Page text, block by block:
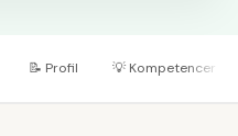
📝 Profil 💡 Kompetencer